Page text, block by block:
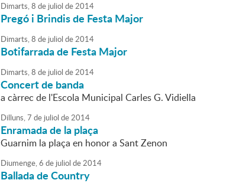
Dimarts,8 de juliol de2014
Pregó i Brindis de Festa Major
Dimarts,8 de juliol de2014
Botifarrada de Festa Major
Dimarts,8 de juliol de2014
Concert de banda
a càrrec de l'Escola Municipal Carles G. Vidiella
Dilluns,7 de juliol de2014
Enramada de la plaça
Guarnim la plaça en honor a Sant Zenon
Diumenge,6 de juliol de2014
Ballada de Country